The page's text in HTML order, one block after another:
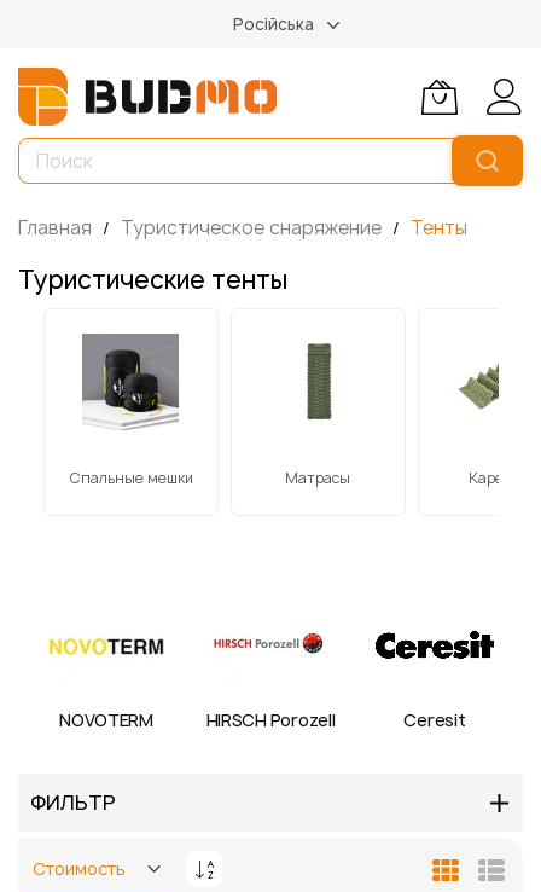
Російська
Главная Туристическое снаряжение Тенты
Туристические тенты
Спальные мешки Матрасы
NOVOTERM HIRSCH Porozell Ceresit
ФИЛЬТР
Задать